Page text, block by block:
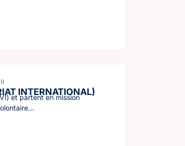
INTERNATIONAL)
et partent en mission